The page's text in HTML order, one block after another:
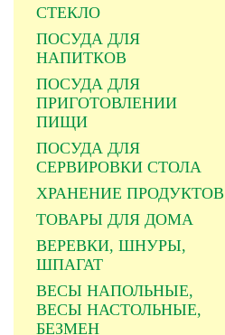
СТЕКЛО
ПОСУДА ДЛЯ
НАПИТКОВ
ПОСУДА ДЛЯ
ПРИГОТОВЛЕНИИ
ПИЩИ
ПОСУДА ДЛЯ
СЕРВИРОВКИ СТОЛА
ХРАНЕНИЕ ПРОДУКТОВ
ТОВАРЫ ДЛЯ ДОМА
ВЕРЕВКИ, ШНУРЫ,
ШПАГАТ
ВЕСЫ НАПОЛЬНЫЕ,
ВЕСЫ НАСТОЛЬНЫЕ,
БЕЗМЕН